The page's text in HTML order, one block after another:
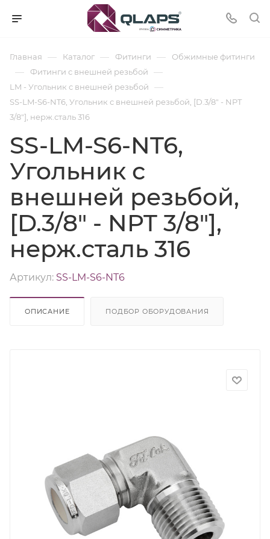
Главная — Каталог — Фитинги — Обжимные фитинги
— Фитинги с внешней резьбой —
LM - Угольник с внешней резьбой —
SS-LM-S6-NT6, Угольник с внешней резьбой, [D.3/8" - NPT
3/8"], нерж.сталь 316
SS-LM-S6-NT6,
Угольник с
внешней резьбой,
[D.3/8" - NPT 3/8"],
нерж.сталь 316
Артикул: SS-LM-S6-NT6
ОПИСАНИЕ ПОДБОР ОБОРУДОВАНИЯ